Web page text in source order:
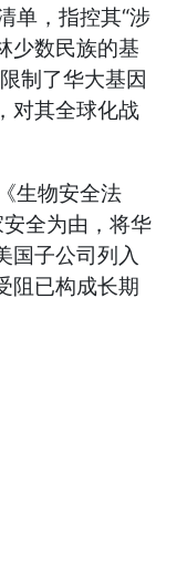
单，指控其“涉
少数民族的基
制了华大基因
对其全球化战
生物安全法
全为由，将华
国子公司列入
阻已构成长期